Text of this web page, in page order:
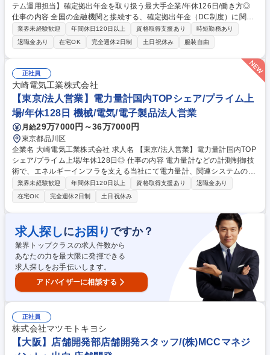
テム運用担当】確定拠出年金を取り扱う最大手企業/年休126日/働き方◎
仕事の内容 全国の金融機関と接続する、確定拠出年金（DC制度）に関す
る自社基幹システムの運用・管理を担うポジションです。システムの運用
実務は外部ベンダーへ委託しております。 入社後は、社内および金融機関
からのシステム問い合わせ対応を中心に、ベンダーコントロールを担当い
ただきます。基本的にはベンダーが問い合わせ内容を整理して適切なチー
ムへ対応を依頼し、社員は各チームの回答結果を分かり易く取りまとめて
関係者へ連携します。業務に慣れてきた後は、適性や希望に応じて以下の
ような運用管理・改善業務にも携わっていただきます。※具体的な業務内
容は勤務条件備考欄を参照ください。 募集職種 【システム運用担当】確
定拠出年金を取り扱う最大手企業/年休126日/働き方◎
業界未経験歓迎 年間休日120日以上 資格取得支援あり
時短勤務あり
退職金あり
在宅OK 完全週休2日制 土日祝休み 服装自由
正社員
大崎電気工業株式会社
【東京/法人営業】電力量計国内TOPシェア/プライム上
場/年休128日 機械/電気/電子製品法人営業
月給29万7000円～36万7000円
東京都品川区
企業名 大崎電気工業株式会社 求人名 【東京/法人営業】電力量計国内TOP
シェア/プライム上場/年休128日◎ 仕事の内容 電力量計などの計測制御技
術で、エネルギーインフラを支える当社にて電力量計、関連システムの営
業をお任せします。高い技術力と営業力でスマートメーターの国内シェア
トップを誇ります。 ■入社後、まずは代理店（電設資材の卸販売）へのル
ート営業から始め、将来的には省エネ関連製品・サービスの営業へと経験
を広げ、中核人材として職場のリーダーを目指していただきます。 【ポジ
ションの魅力】当社の営業は自由度が高く、裁量も大きいため、自身の頑
張りが数字に現れ、評価に反映されます。商材が身近なインフラ製品でユ
ーザーの顔が見えるため、やりがいを感じやすい職種です。 募集職種
【東京/法人営業】電力量計国内TOPシェア/プライム上場/年休128日◎
業界未経験歓迎 年間休日120日以上 資格取得支援あり
退職金あり
在宅OK
完全週休2日制 土日祝休み
求人探しにお困り ですか？
業界トップクラスの求人件数から
あなたの力を最大限に発揮できる
求人探しをお手伝いします。
アドバイザーに相談する
正社員
株式会社マツモトキヨシ
【大阪】店舗開発部店舗開発スタッフ/(株)MCCマネジ